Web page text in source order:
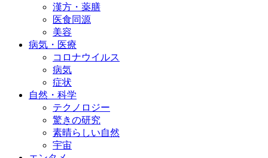
漢方・薬膳
医食同源
美容
病気・医療
コロナウイルス
病気
症状
自然・科学
テクノロジー
驚きの研究
素晴らしい自然
宇宙